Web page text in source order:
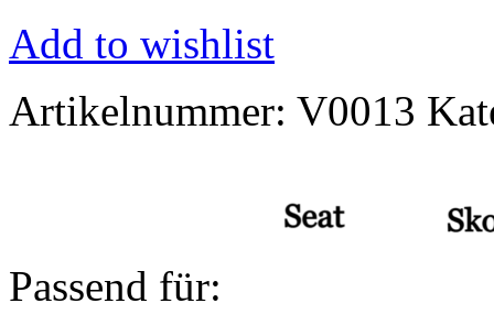
Add to wishlist
Artikelnummer: V0013
Passend für: